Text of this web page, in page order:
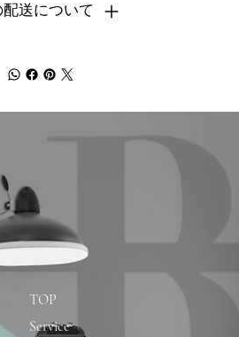
送について
TOP
Service